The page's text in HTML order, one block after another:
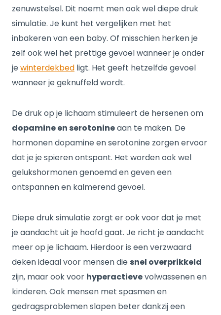
zenuwstelsel. Dit noemt men ook wel diepe druk
simulatie. Je kunt het vergelijken met het
inbakeren van een baby. Of misschien herken je
zelf ook wel het prettige gevoel wanneer je onder
jewinterdekbed ligt. Het geeft hetzelfde gevoel
wanneer je geknuffeld wordt.
De druk op je lichaam stimuleert de hersenen om
dopamine en serotonineaan te maken. De
hormonen dopamine en serotonine zorgen ervoor
dat je je spieren ontspant. Het worden ook wel
gelukshormonen genoemd en geven een
ontspannen en kalmerend gevoel.
Diepe druk simulatie zorgt er ook voor dat je met
je aandacht uit je hoofd gaat. Je richt je aandacht
meer op je lichaam. Hierdoor is een verzwaard
deken ideaal voor mensen die snel overprikkeld
zijn, maar ook voor hyperactievevolwassenen en
kinderen. Ook mensen met spasmen en
gedragsproblemen slapen beter dankzij een